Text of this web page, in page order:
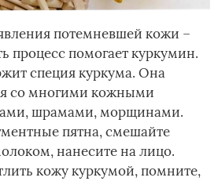
потемневшей кожи –
процесс помогает куркумин.
специя куркума. Она
со многими кожными
шрамами, морщинами.
пятна, смешайте
нанесите на лицо.
кожу куркумой, помните,